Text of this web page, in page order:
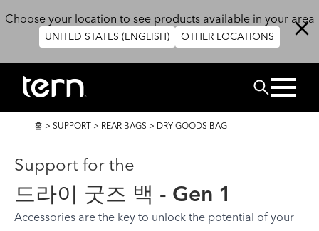
Choose your location to see products available in your area
UNITED STATES (ENGLISH) OTHER LOCATIONS
검색
이
홈 > SUPPORT > REAR BAGS > DRY GOODS BAG
Support for the
드라이 굿즈 백 - Gen 1
Accessories are the key to unlock the potential of your